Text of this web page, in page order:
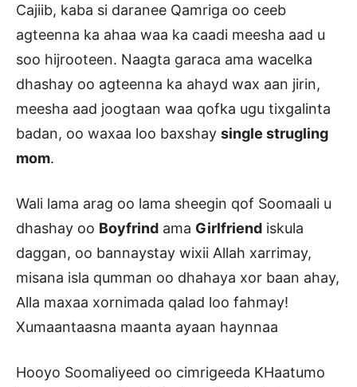
Cajiib, kaba si daranee Qamriga oo ceeb
agteenna ka ahaa waa ka caadi meesha aad u
soo hijrooteen. Naagta garaca ama wacelka
dhashay oo agteenna ka ahayd wax aan jirin,
meesha aad joogtaan waa qofka ugu tixgalinta
badan, oo waxaa loo baxshay single strugling
mom.
Wali lama arag oo lama sheegin qof Soomaali u
dhashay oo Boyfrind ama Girlfriend iskula
daggan, oo bannaystay wixii Allah xarrimay,
misana isla qumman oo dhahaya xor baan ahay,
Alla maxaa xornimada qalad loo fahmay!
Xumaantaasna maanta ayaan haynnaa
Hooyo Soomaliyeed oo cimrigeeda KHaatumo